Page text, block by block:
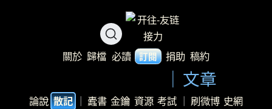
關於 歸檔 必讀 訂閱 捐助 稿約
文章
論說 散記 ｜ 蠹書 金鑰 資源 考試 ｜ 刷微博 史網